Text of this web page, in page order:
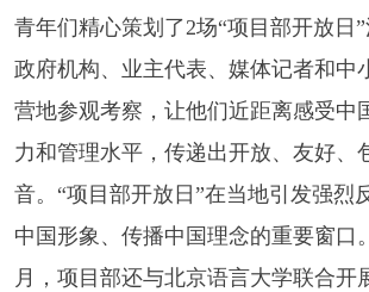
青年们精心策划了2场“项目部开放日
政府机构、业主代表、媒体记者和中
营地参观考察，让他们近距离感受中
力和管理水平，传递出开放、友好、
音。“项目部开放日”在当地引发强烈
中国形象、传播中国理念的重要窗口
月，项目部还与北京语言大学联合开